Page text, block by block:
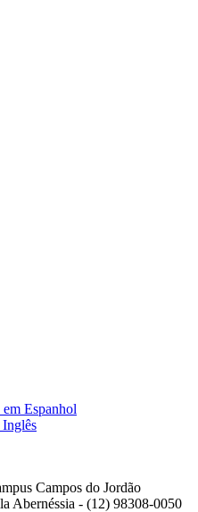
Espanhol
Campos do Jordão
Abernéssia - (12) 98308-0050